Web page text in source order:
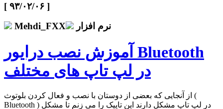
[ ۹۳/۰۲/۰۶ ]
Mehdi_FXX
نرم افزار
آموزش نصب درایور Bluetooth
در لپ تاپ های مختلف
از آنجایی که بعضی از دوستان با نصب و فعال کردن بلوتوث (
Bluetooth ) در لپ تاپ مشکل دارند این تاپیک را می زنم تا مشکل